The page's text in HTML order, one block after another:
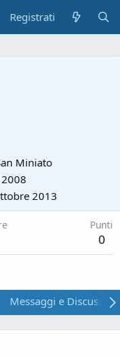
Registrati
Miniato
2013
Punti
0
Messaggi e